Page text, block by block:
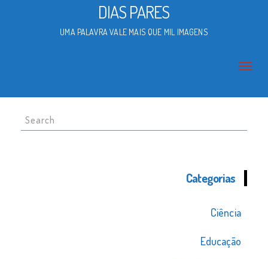
DIAS PARES
UMA PALAVRA VALE MAIS QUE MIL IMAGENS
Search
for:
Categorias
Ciência
Educação